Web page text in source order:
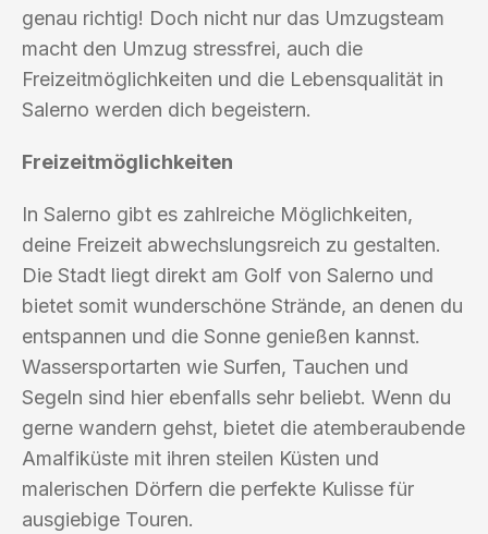
genau richtig! Doch nicht nur das Umzugsteam
macht den Umzug stressfrei, auch die
Freizeitmöglichkeiten und die Lebensqualität in
Salerno werden dich begeistern.
Freizeitmöglichkeiten
In Salerno gibt es zahlreiche Möglichkeiten,
deine Freizeit abwechslungsreich zu gestalten.
Die Stadt liegt direkt am Golf von Salerno und
bietet somit wunderschöne Strände, an denen du
entspannen und die Sonne genießen kannst.
Wassersportarten wie Surfen, Tauchen und
Segeln sind hier ebenfalls sehr beliebt. Wenn du
gerne wandern gehst, bietet die atemberaubende
Amalfiküste mit ihren steilen Küsten und
malerischen Dörfern die perfekte Kulisse für
ausgiebige Touren.